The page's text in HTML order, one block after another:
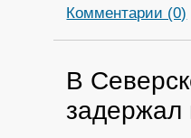
Комментарии (0)
В
задержал